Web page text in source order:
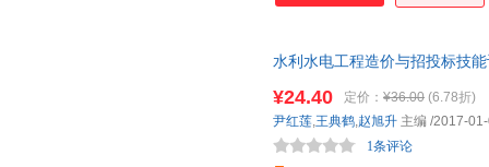
水利水电工程造价与招投标技
¥24.40 定价： ¥36.00 (6.78折)
1条评论
尹红莲,王典鹤,赵旭升 主编 /2017-